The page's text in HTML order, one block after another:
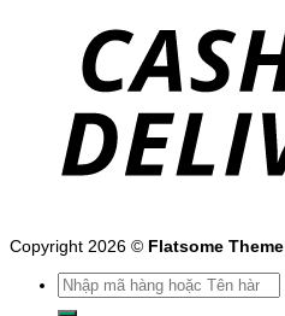
Copyright 2026 © Flatsome Theme
Tìm
kiếm: